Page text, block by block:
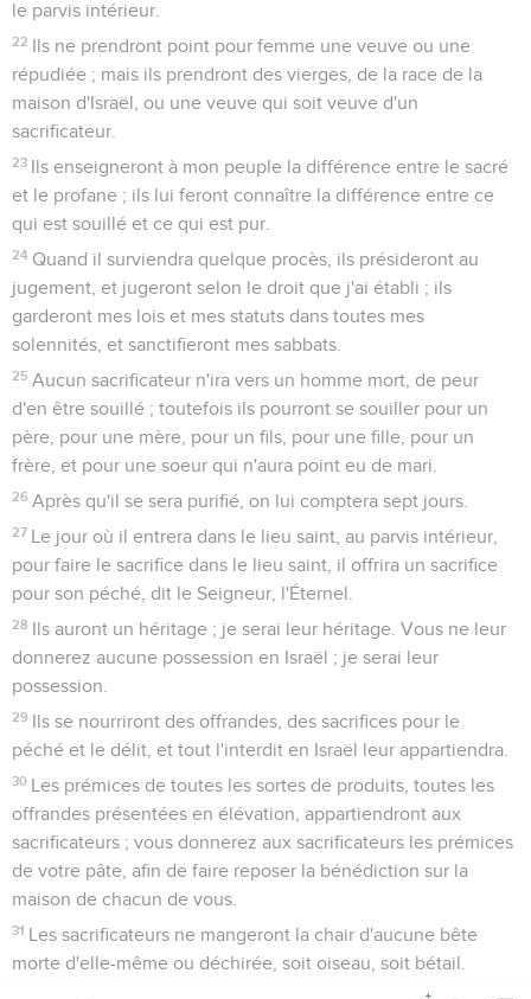
le parvis intérieur.
22 Ils ne prendront point pour femme une veuve ou une
répudiée ; mais ils prendront des vierges, de la race de la
maison d'Israël, ou une veuve qui soit veuve d'un
sacrificateur.
23 Ils enseigneront à mon peuple la différence entre le sacré
et le profane ; ils lui feront connaître la différence entre ce
qui est souillé et ce qui est pur.
24 Quand il surviendra quelque procès, ils présideront au
jugement, et jugeront selon le droit que j'ai établi ; ils
garderont mes lois et mes statuts dans toutes mes
solennités, et sanctifieront mes sabbats.
25 Aucun sacrificateur n'ira vers un homme mort, de peur
d'en être souillé ; toutefois ils pourront se souiller pour un
père, pour une mère, pour un fils, pour une fille, pour un
frère, et pour une soeur qui n'aura point eu de mari.
26 Après qu'il se sera purifié, on lui comptera sept jours.
27 Le jour où il entrera dans le lieu saint, au parvis intérieur,
pour faire le sacrifice dans le lieu saint, il offrira un sacrifice
pour son péché, dit le Seigneur, l'Éternel.
28 Ils auront un héritage ; je serai leur héritage. Vous ne leur
donnerez aucune possession en Israël ; je serai leur
possession.
29 Ils se nourriront des offrandes, des sacrifices pour le
péché et le délit, et tout l'interdit en Israël leur appartiendra.
30 Les prémices de toutes les sortes de produits, toutes les
offrandes présentées en élévation, appartiendront aux
sacrificateurs ; vous donnerez aux sacrificateurs les prémices
de votre pâte, afin de faire reposer la bénédiction sur la
maison de chacun de vous.
31 Les sacrificateurs ne mangeront la chair d'aucune bête
morte d'elle-même ou déchirée, soit oiseau, soit bétail.